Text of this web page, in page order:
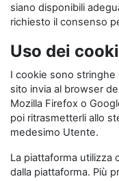
siano disponibili
richiesto il consenso
Uso dei
I cookie sono
sito invia al browser
Mozilla Firefox o
poi ritrasmetterli allo
medesimo Utente.
La piattaforma utilizza
dalla piattaforma. Più